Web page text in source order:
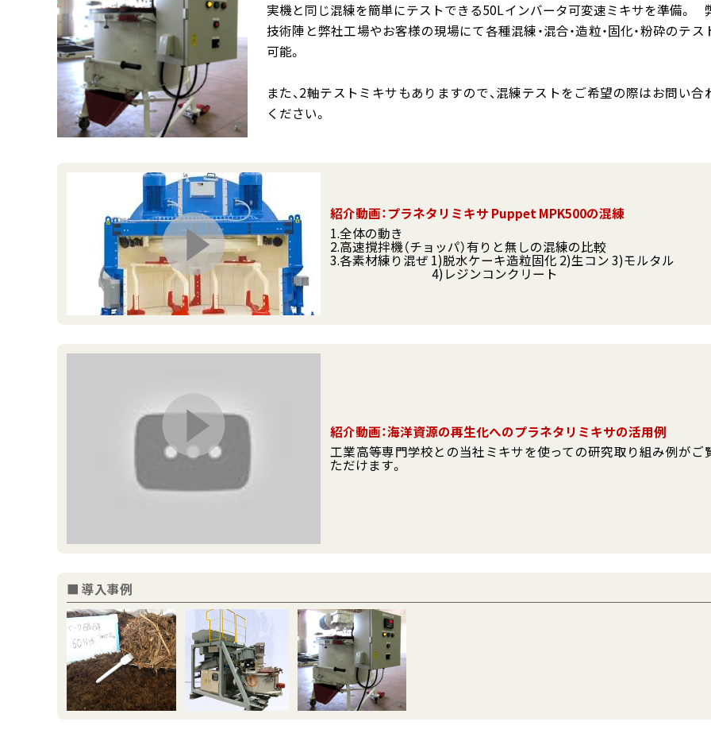
実機と同じ混練を簡単にテストできる50Lインバータ可変速ミキサを準備。
技術陣と弊社工場やお客様の現場にて各種混練・混合・造粒・固化・粉砕のテス
可能。
また、2軸テストミキサもありますので、混練テストをご希望の際はお問い合
ください。
紹介動画：プラネタリミキサ Puppet MPK500の混練
1.全体の動き
2.高速撹拌機（チョッパ）有りと無しの混練の比較
3.各素材練り混ぜ 1)脱水ケーキ造粒固化 2)生コン 3)モルタル
4)レジンコンクリート
紹介動画：海洋資源の再生化へのプラネタリミキサの活用例
工業高等専門学校との当社ミキサを使っての研究取り組み例がご
ただけます。
■ 導入事例